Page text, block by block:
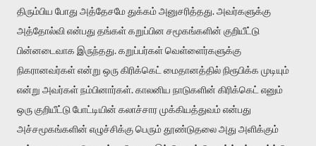
திரும்பிய போது அத்தேசமே துக்கம் அனுசரித்தது. அவர்களுக்கு
அத்தோல்வி என்பது தங்கள் கறுப்பின சமூகங்களின் குறியீட்டு
பின்னடைவாக இருந்தது. கறுப்பர்கள் வெள்ளைர்களுக்கு
நிகரானவர்கள் என்று ஒரு கிரிக்கெட் மைதானத்தில் நிரூபிக்க முடியும்
என்று அவர்கள் நம்பினார்கள். காலனிய நாடுகளின் கிரிக்கெட் எனும்
ஒரு குறியீட்டு போட்டியின் கலாச்சார முக்கியத்துவம் என்பது
அச்சமூகங்களின் எழுச்சிக்கு பெரும் தூண்டுதலை அது அளிக்கும்